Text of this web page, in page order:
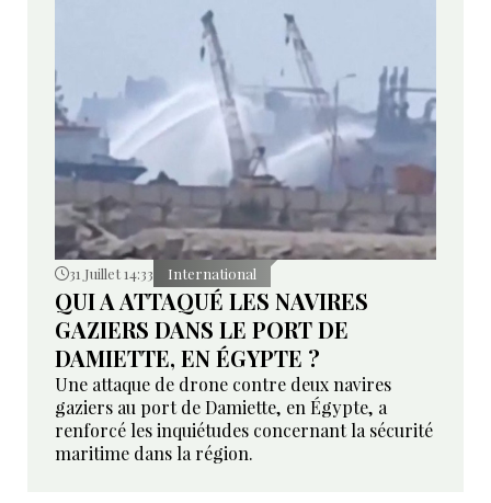
31 Juillet 14:33 International
QUI A ATTAQUÉ LES NAVIRES
GAZIERS DANS LE PORT DE
DAMIETTE, EN ÉGYPTE ?
Une attaque de drone contre deux navires
gaziers au port de Damiette, en Égypte, a
renforcé les inquiétudes concernant la sécurité
maritime dans la région.